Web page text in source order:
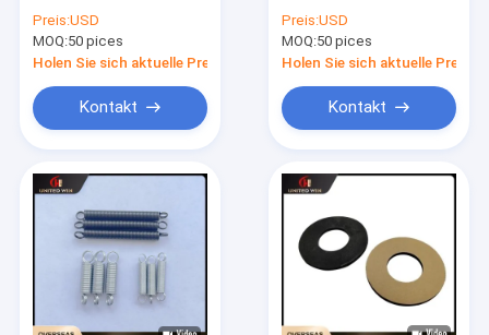
Trommel-Olive Type
Spring For Small-
Nocken
Preis:USD
MOQ:50 pices
Holen Sie sich aktuelle Preis
Kontakt
hinteren tragenden
Block für planaren
Nocken
Preis:USD
MOQ:50 pices
Holen Sie sich aktuelle Preis
Kontakt